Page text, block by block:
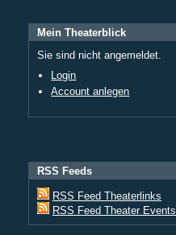
Mein Theaterblick
Sie sind nicht angemeldet.
Login
Account anlegen
RSS Feeds
RSS Feed Theaterlinks
RSS Feed Theater Events